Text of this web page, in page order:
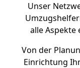
Unser
alle Aspekte
Von der
Einrichtung